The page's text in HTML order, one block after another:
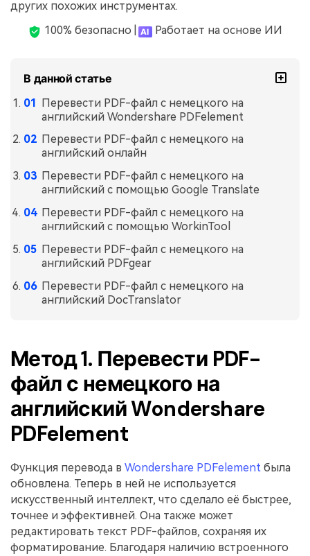
Финансы
Издательство
Фрилансер
Все Функции PDF
других похожих инструментах.
100% безопасно |
Работает на основе ИИ
В данной статье
Перевести PDF-файл с немецкого на
английский Wondershare PDFelement
Перевести PDF-файл с немецкого на
английский онлайн
Перевести PDF-файл с немецкого на
английский с помощью Google Translate
Перевести PDF-файл с немецкого на
английский с помощью WorkinTool
Перевести PDF-файл с немецкого на
английский PDFgear
Перевести PDF-файл с немецкого на
английский DocTranslator
Метод 1. Перевести PDF-
файл с немецкого на
английский Wondershare
PDFelement
Функция перевода в Wondershare PDFelement была
обновлена. Теперь в ней не используется
искусственный интеллект, что сделало её быстрее,
точнее и эффективней. Она также может
редактировать текст PDF-файлов, сохраняя их
форматирование. Благодаря наличию встроенного